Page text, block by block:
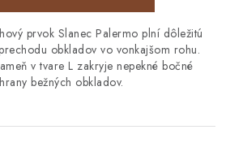
prvok Slanec Palermo plní dôležitú
obkladov vo vonkajšom rohu.
v tvare L zakryje nepekné bočné
hrany bežných obkladov.